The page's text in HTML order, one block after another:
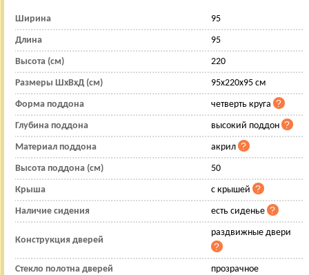
Ширина 95
Длина 95
Высота (см) 220
Размеры ШхВхД (см) 95x220x95 см
Форма поддона четверть круга
Глубина поддона высокий поддон
Материал поддона акрил
Высота поддона (см) 50
Крыша с крышей
Наличие сидения есть сиденье
Конструкция дверей
раздвижные двери
Стекло полотна дверей прозрачное